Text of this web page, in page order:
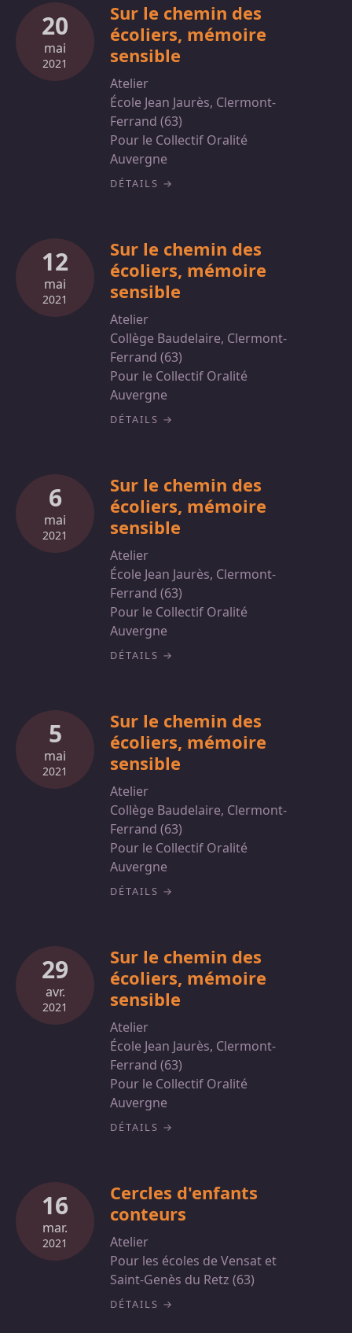
20
mai
2021
Sur le chemin des
écoliers, mémoire
sensible
Atelier
École Jean Jaurès, Clermont-
Ferrand (63)
Pour le Collectif Oralité
Auvergne
DÉTAILS
12
mai
2021
Sur le chemin des
écoliers, mémoire
sensible
Atelier
Collège Baudelaire, Clermont-
Ferrand (63)
Pour le Collectif Oralité
Auvergne
DÉTAILS
6
mai
2021
Sur le chemin des
écoliers, mémoire
sensible
Atelier
École Jean Jaurès, Clermont-
Ferrand (63)
Pour le Collectif Oralité
Auvergne
DÉTAILS
5
mai
2021
Sur le chemin des
écoliers, mémoire
sensible
Atelier
Collège Baudelaire, Clermont-
Ferrand (63)
Pour le Collectif Oralité
Auvergne
DÉTAILS
29
avr.
2021
Sur le chemin des
écoliers, mémoire
sensible
Atelier
École Jean Jaurès, Clermont-
Ferrand (63)
Pour le Collectif Oralité
Auvergne
DÉTAILS
16
mar.
2021
Cercles d'enfants
conteurs
Atelier
Pour les écoles de Vensat et
Saint-Genès du Retz (63)
DÉTAILS